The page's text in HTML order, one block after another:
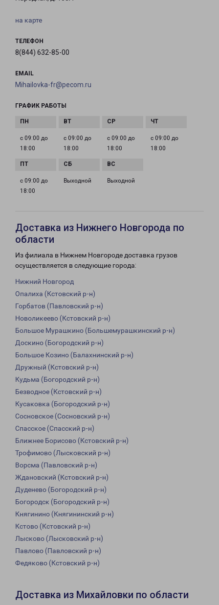
на карте
ТЕЛЕФОН
8(844) 632-85-00
EMAIL
Mihailovka-fr@pecom.ru
ГРАФИК РАБОТЫ
с 09:00 до
18:00
с 09:00 до
18:00
с 09:00 до
18:00
с 09:00 до
18:00
с 09:00 до
18:00
Выходной Выходной
Доставка из Нижнего Новгорода по
области
Из филиала в Нижнем Новгороде доставка грузов
осуществляется в следующие города:
Нижний Новгород
Опалиха (Кстовский р-н)
Горбатов (Павловский р-н)
Новоликеево (Кстовский р-н)
Большое Мурашкино (Большемурашкинский р-н)
Доскино (Богородский р-н)
Большое Козино (Балахнинский р-н)
Дружный (Кстовский р-н)
Кудьма (Богородский р-н)
Безводное (Кстовский р-н)
Кусаковка (Богородский р-н)
Сосновское (Сосновский р-н)
Спасское (Спасский р-н)
Ближнее Борисово (Кстовский р-н)
Трофимово (Лысковский р-н)
Ворсма (Павловский р-н)
Ждановский (Кстовский р-н)
Дуденево (Богородский р-н)
Богородск (Богородский р-н)
Княгинино (Княгининский р-н)
Кстово (Кстовский р-н)
Лысково (Лысковский р-н)
Павлово (Павловский р-н)
Федяково (Кстовский р-н)
Доставка из Михайловки по области